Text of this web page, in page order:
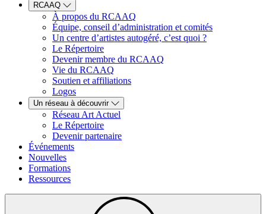
RCAAQ
À propos du RCAAQ
Équipe, conseil d’administration et comités
Un centre d’artistes autogéré, c’est quoi ?
Le Répertoire
Devenir membre du RCAAQ
Vie du RCAAQ
Soutien et affiliations
Logos
Un réseau à découvrir
Réseau Art Actuel
Le Répertoire
Devenir partenaire
Événements
Nouvelles
Formations
Ressources